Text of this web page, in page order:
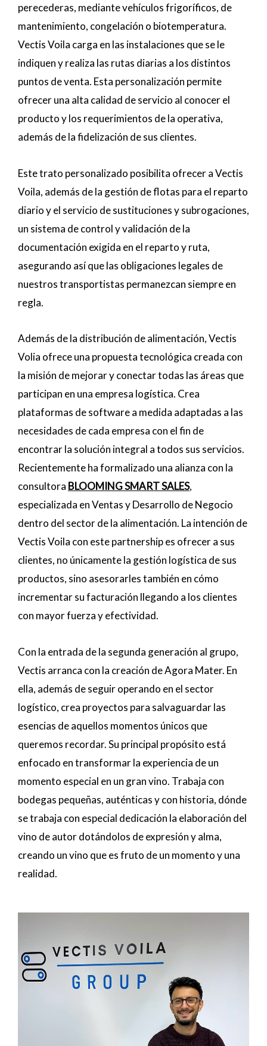
perecederas, mediante vehículos frigoríficos, de
mantenimiento, congelación o biotemperatura.
Vectis Voila carga en las instalaciones que se le
indiquen y realiza las rutas diarias a los distintos
puntos de venta. Esta personalización permite
ofrecer una alta calidad de servicio al conocer el
producto y los requerimientos de la operativa,
además de la fidelización de sus clientes.
Este trato personalizado posibilita ofrecer a Vectis
Voila, además de la gestión de flotas para el reparto
diario y el servicio de sustituciones y subrogaciones,
un sistema de control y validación de la
documentación exigida en el reparto y ruta,
asegurando así que las obligaciones legales de
nuestros transportistas permanezcan siempre en
regla.
Además de la distribución de alimentación, Vectis
Volia ofrece una propuesta tecnológica creada con
la misión de mejorar y conectar todas las áreas que
participan en una empresa logística. Crea
plataformas de software a medida adaptadas a las
necesidades de cada empresa con el fin de
encontrar la solución integral a todos sus servicios.
Recientemente ha formalizado una alianza con la
consultora BLOOMING SMART SALES,
especializada en Ventas y Desarrollo de Negocio
dentro del sector de la alimentación. La intención de
Vectis Voila con este partnership es ofrecer a sus
clientes, no únicamente la gestión logística de sus
productos, sino asesorarles también en cómo
incrementar su facturación llegando a los clientes
con mayor fuerza y efectividad.
Con la entrada de la segunda generación al grupo,
Vectis arranca con la creación de Agora Mater. En
ella, además de seguir operando en el sector
logístico, crea proyectos para salvaguardar las
esencias de aquellos momentos únicos que
queremos recordar. Su principal propósito está
enfocado en transformar la experiencia de un
momento especial en un gran vino. Trabaja con
bodegas pequeñas, auténticas y con historia, dónde
se trabaja con especial dedicación la elaboración del
vino de autor dotándolos de expresión y alma,
creando un vino que es fruto de un momento y una
realidad.